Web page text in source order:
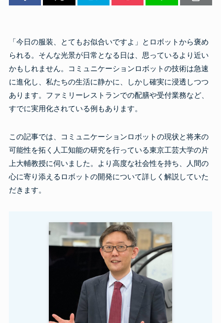
「今日の服装、とてもお似合いですよ」とロボットから褒め
られる。そんな光景が日常となる日は、思っているより近い
かもしれません。コミュニケーションロボットの技術は急速
に進化し、私たちの生活に静かに、しかし確実に浸透しつつ
あります。ファミリーレストランでの配膳や受付業務など、
すでに実用化されている例もあります。
この記事では、コミュニケーションロボットの現状と将来の
可能性を拓く人工知能の研究を行っている東京工芸大学の片
上大輔教授に伺いました。より高度な社会性を持ち、人間の
心に寄り添えるロボットの開発について詳しく解説していた
だきます。